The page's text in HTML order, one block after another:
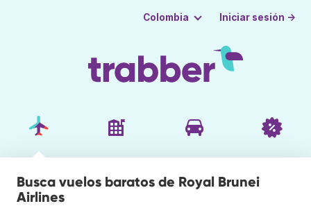
Colombia Iniciar sesión →
Busca vuelos baratos de Royal Brunei
Airlines